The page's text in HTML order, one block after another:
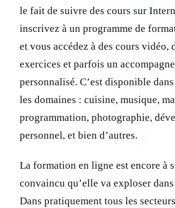
le fait de suivre des cours sur
inscrivez à un programme de
et vous accédez à des cours vidéo,
exercices et parfois un
personnalisé. C’est disponible
les domaines : cuisine, musique,
programmation, photographie,
personnel, et bien d’autres.
La formation en ligne est encore à
convaincu qu’elle va exploser
Dans pratiquement tous les